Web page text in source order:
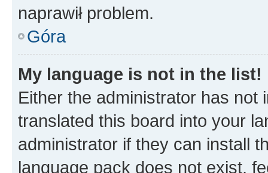
naprawił problem.
Góra
My language is not in the list!
Either the administrator has not
translated this board into your
administrator if they can install
language pack does not exist,